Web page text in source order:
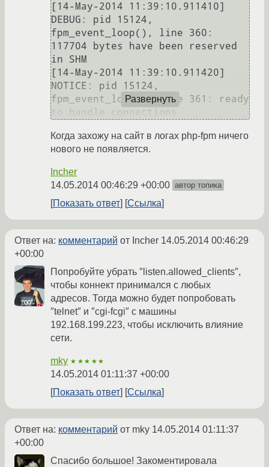
[14-May-2014 11:39:10.911410]
DEBUG: pid 15124,
fpm_event_loop(), line 360:
117704 bytes have been reserved
in SHM
[14-May-2014 11:39:10.911420]
NOTICE: pid 15124,
fpm_event_loop(), line 361: ready
Развернуть
Когда захожу на сайт в логах php-fpm ничего
нового не появляется.
Incher
14.05.2014 00:46:29 +00:00 автор топика
Показать ответ Ссылка
Ответ на: комментарий от Incher 14.05.2014 00:46:29
+00:00
Попробуйте убрать ″listen.allowed_clients″,
чтобы коннект принимался с любых
адресов. Тогда можно будет попробовать
″telnet″ и ″cgi-fcgi″ с машины
192.168.199.223, чтобы исключить влияние
сети.
mky ★★★★★
14.05.2014 01:11:37 +00:00
Показать ответ
Ссылка
Ответ на: комментарий от mky 14.05.2014 01:11:37
+00:00
Спасибо большое! Закоментировала